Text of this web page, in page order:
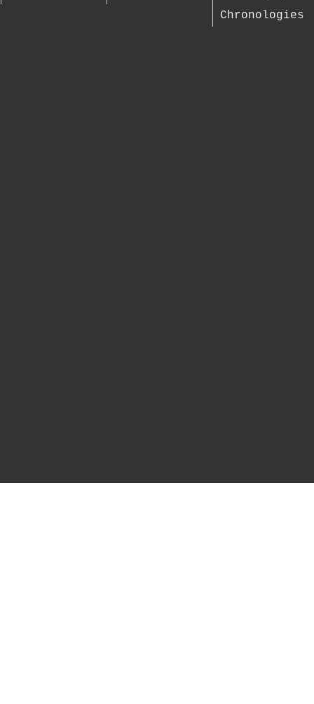
Chronologies